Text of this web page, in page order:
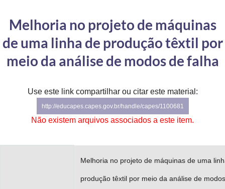
Melhoria no projeto de máquinas
de uma linha de produção têxtil por
meio da análise de modos de falha
Use este link compartilhar ou citar este material:
http://educapes.capes.gov.br/handle/capes/1100681
Não existem arquivos associados a este item.
Melhoria no projeto de máquinas de uma
produção têxtil por meio da análise de